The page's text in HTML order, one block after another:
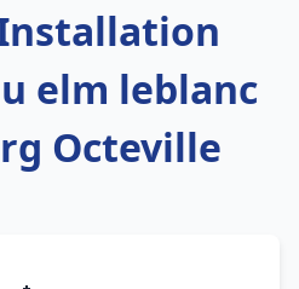
elm leblanc
Octeville